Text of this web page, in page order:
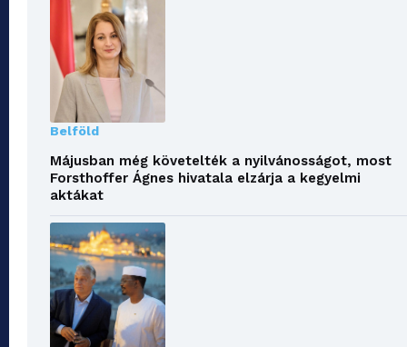
Belföld
Májusban még követelték a nyilvánosságot, most
Forsthoffer Ágnes hivatala elzárja a kegyelmi
aktákat